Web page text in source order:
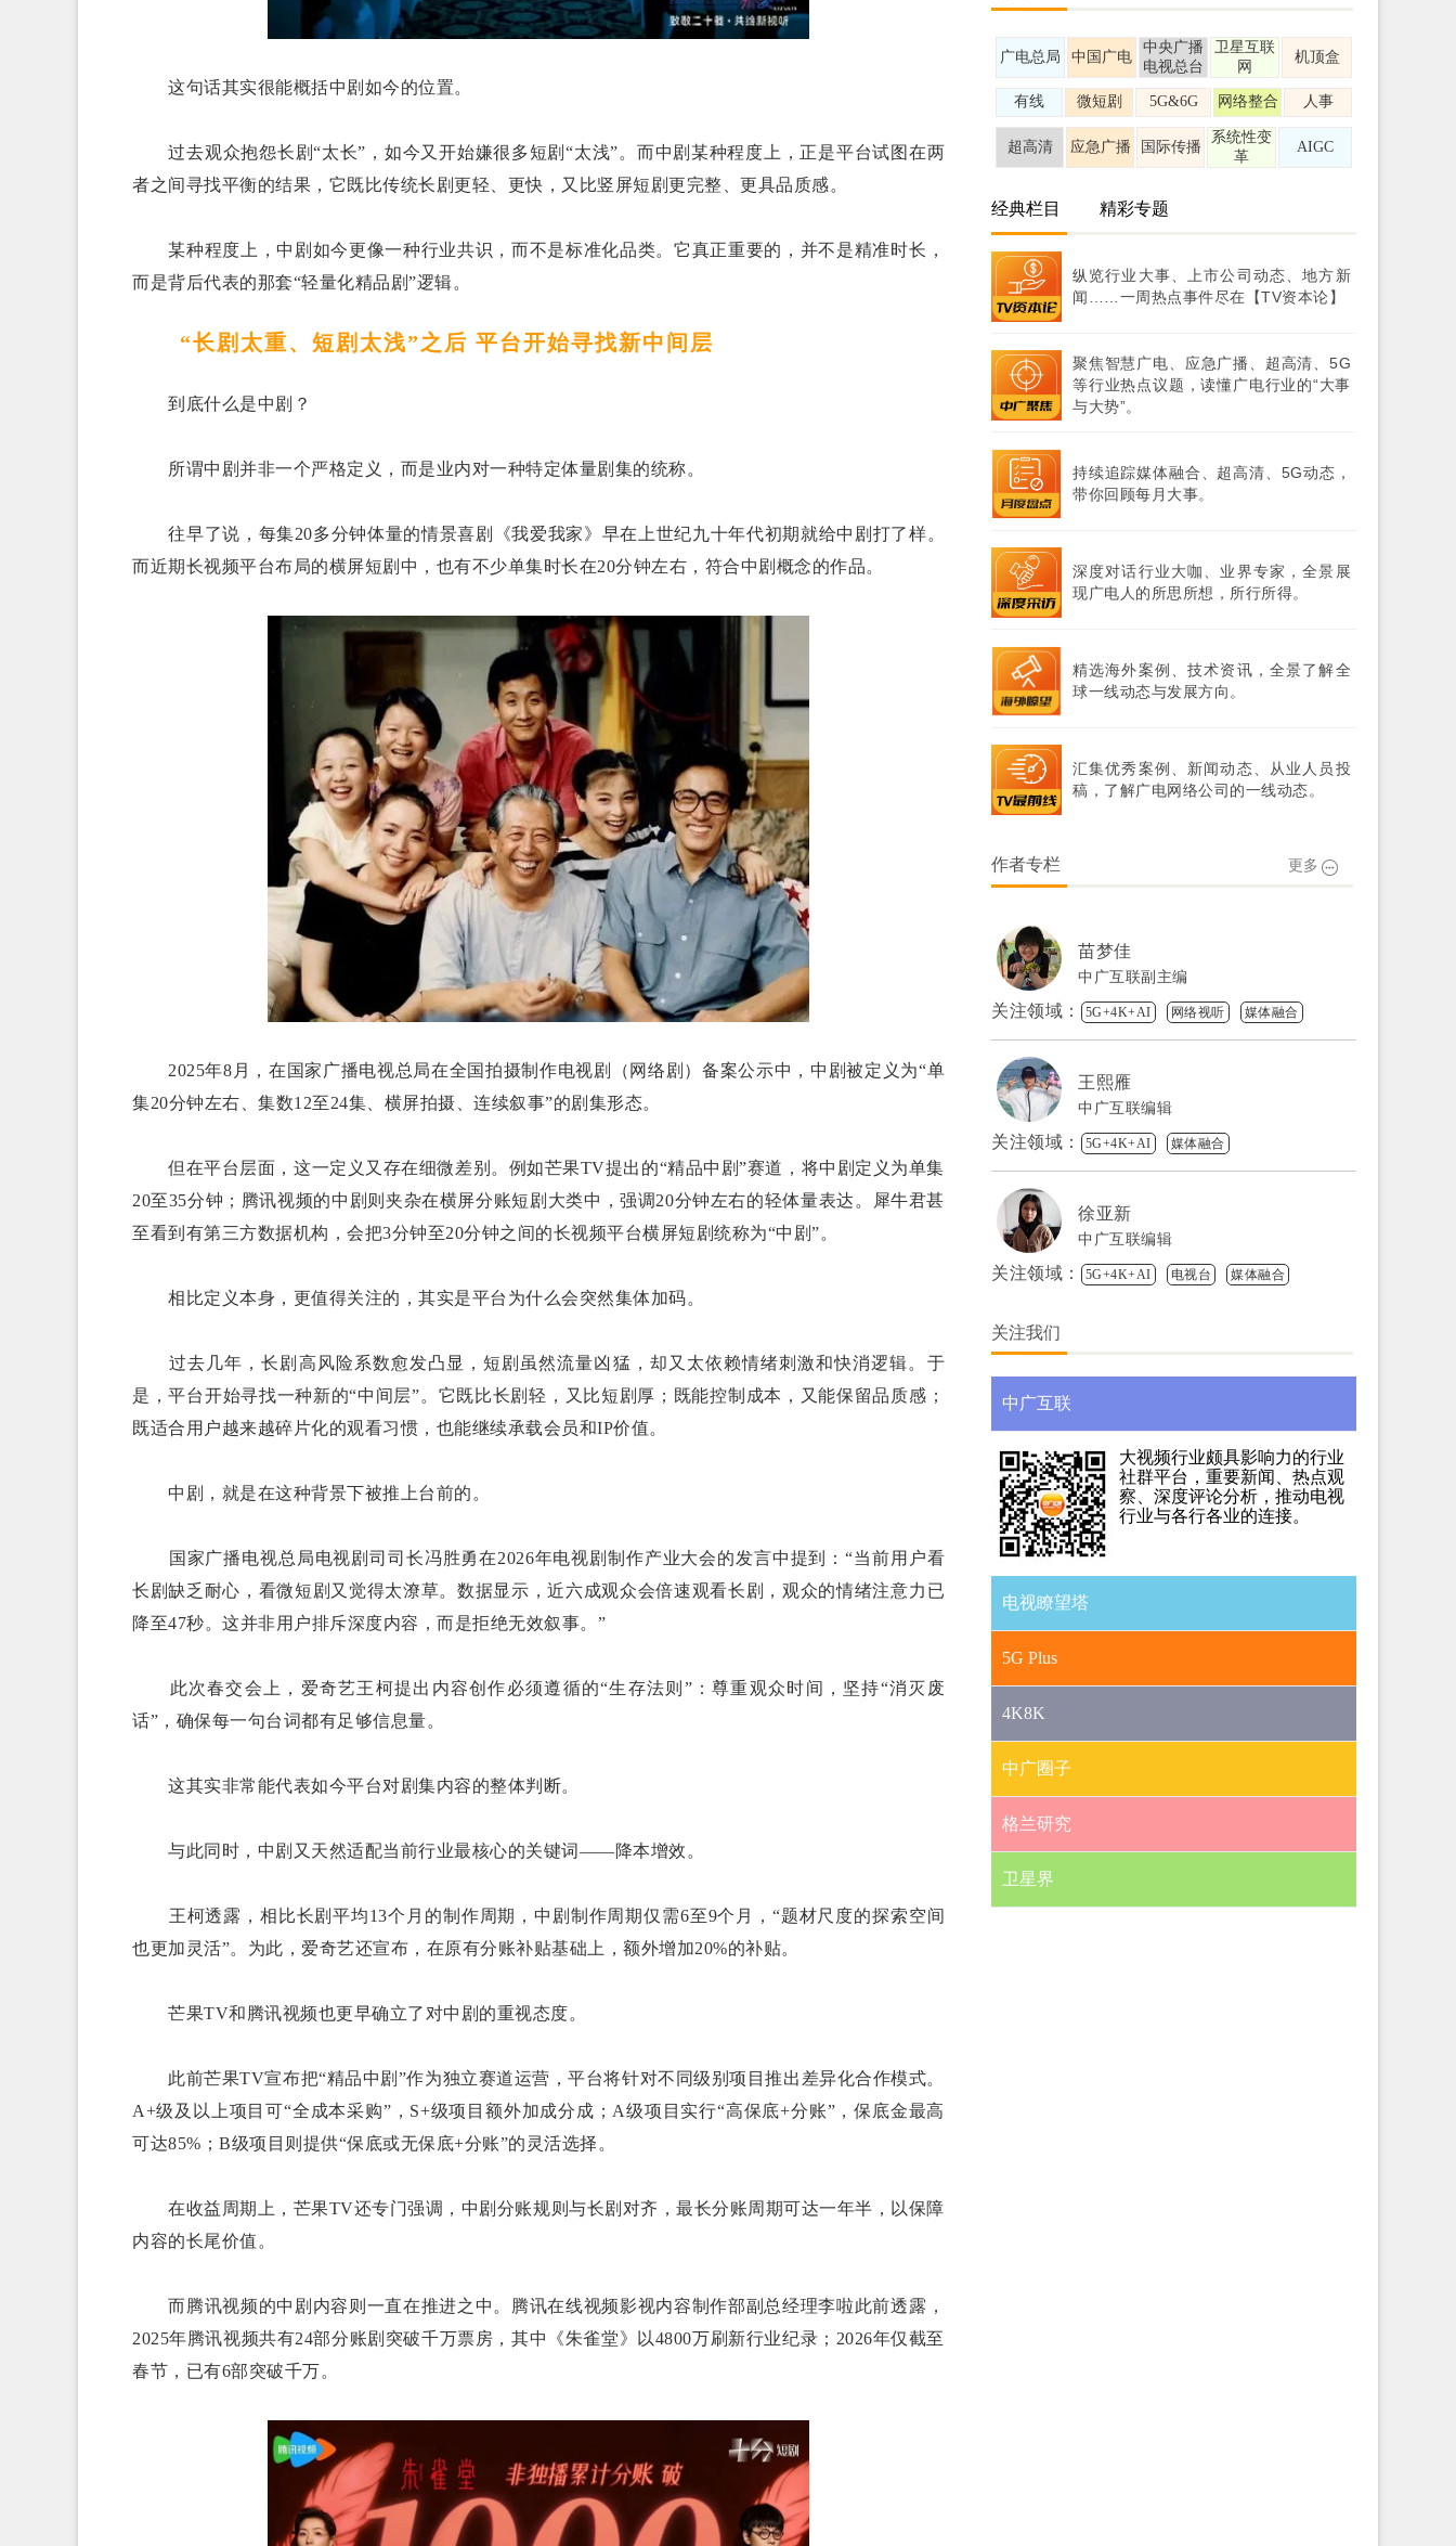
这句话其实很能概括中剧如今的位置。
过去观众抱怨长剧“太长”，如今又开始嫌很多短剧“太浅”。而中剧某种程度上，正是平台试图在两
者之间寻找平衡的结果，它既比传统长剧更轻、更快，又比竖屏短剧更完整、更具品质感。
某种程度上，中剧如今更像一种行业共识，而不是标准化品类。它真正重要的，并不是精准时长，
而是背后代表的那套“轻量化精品剧”逻辑。
“长剧太重、短剧太浅”之后 平台开始寻找新中间层
到底什么是中剧？
所谓中剧并非一个严格定义，而是业内对一种特定体量剧集的统称。
往早了说，每集20多分钟体量的情景喜剧《我爱我家》早在上世纪九十年代初期就给中剧打了样。
而近期长视频平台布局的横屏短剧中，也有不少单集时长在20分钟左右，符合中剧概念的作品。
2025年8月，在国家广播电视总局在全国拍摄制作电视剧（网络剧）备案公示中，中剧被定义为“单
集20分钟左右、集数12至24集、横屏拍摄、连续叙事”的剧集形态。
但在平台层面，这一定义又存在细微差别。例如芒果TV提出的“精品中剧”赛道，将中剧定义为单集
20至35分钟；腾讯视频的中剧则夹杂在横屏分账短剧大类中，强调20分钟左右的轻体量表达。犀牛君甚
至看到有第三方数据机构，会把3分钟至20分钟之间的长视频平台横屏短剧统称为“中剧”。
相比定义本身，更值得关注的，其实是平台为什么会突然集体加码。
过去几年，长剧高风险系数愈发凸显，短剧虽然流量凶猛，却又太依赖情绪刺激和快消逻辑。于
是，平台开始寻找一种新的“中间层”。它既比长剧轻，又比短剧厚；既能控制成本，又能保留品质感；
既适合用户越来越碎片化的观看习惯，也能继续承载会员和IP价值。
中剧，就是在这种背景下被推上台前的。
国家广播电视总局电视剧司司长冯胜勇在2026年电视剧制作产业大会的发言中提到：“当前用户看
长剧缺乏耐心，看微短剧又觉得太潦草。数据显示，近六成观众会倍速观看长剧，观众的情绪注意力已
降至47秒。这并非用户排斥深度内容，而是拒绝无效叙事。”
此次春交会上，爱奇艺王柯提出内容创作必须遵循的“生存法则”：尊重观众时间，坚持“消灭废
话”，确保每一句台词都有足够信息量。
这其实非常能代表如今平台对剧集内容的整体判断。
与此同时，中剧又天然适配当前行业最核心的关键词——降本增效。
王柯透露，相比长剧平均13个月的制作周期，中剧制作周期仅需6至9个月，“题材尺度的探索空间
也更加灵活”。为此，爱奇艺还宣布，在原有分账补贴基础上，额外增加20%的补贴。
芒果TV和腾讯视频也更早确立了对中剧的重视态度。
此前芒果TV宣布把“精品中剧”作为独立赛道运营，平台将针对不同级别项目推出差异化合作模式。
A+级及以上项目可“全成本采购”，S+级项目额外加成分成；A级项目实行“高保底+分账”，保底金最高
可达85%；B级项目则提供“保底或无保底+分账”的灵活选择。
在收益周期上，芒果TV还专门强调，中剧分账规则与长剧对齐，最长分账周期可达一年半，以保障
内容的长尾价值。
而腾讯视频的中剧内容则一直在推进之中。腾讯在线视频影视内容制作部副总经理李啦此前透露，
2025年腾讯视频共有24部分账剧突破千万票房，其中《朱雀堂》以4800万刷新行业纪录；2026年仅截至
春节，已有6部突破千万。
广电总局 中国广电
中央广播
电视总台
卫星互联
网
机顶盒
有线 微短剧 5G&6G 网络整合 人事
超高清 应急广播 国际传播
系统性变
革
AIGC
经典栏目 精彩专题
纵览行业大事、上市公司动态、地方新
闻……一周热点事件尽在【TV资本论】
聚焦智慧广电、应急广播、超高清、5G
等行业热点议题，读懂广电行业的“大事
与大势”。
持续追踪媒体融合、超高清、5G动态，
带你回顾每月大事。
深度对话行业大咖、业界专家，全景展
现广电人的所思所想，所行所得。
精选海外案例、技术资讯，全景了解全
球一线动态与发展方向。
汇集优秀案例、新闻动态、从业人员投
稿，了解广电网络公司的一线动态。
作者专栏 更多
苗梦佳
中广互联副主编
关注领域： 5G+4K+AI 网络视听 媒体融合
王熙雁
中广互联编辑
关注领域： 5G+4K+AI 媒体融合
徐亚新
中广互联编辑
关注领域： 5G+4K+AI 电视台 媒体融合
关注我们
中广互联
大视频行业颇具影响力的行业
社群平台，重要新闻、热点观
察、深度评论分析，推动电视
行业与各行各业的连接。
电视瞭望塔
5G Plus
4K8K
中广圈子
格兰研究
卫星界